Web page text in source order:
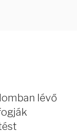
lévő